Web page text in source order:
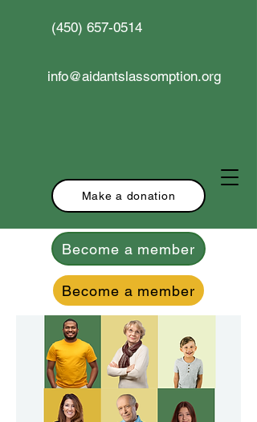
Become a member
Become a member
(450) 657-0514
info@aidantslassomption.org
Make a donation